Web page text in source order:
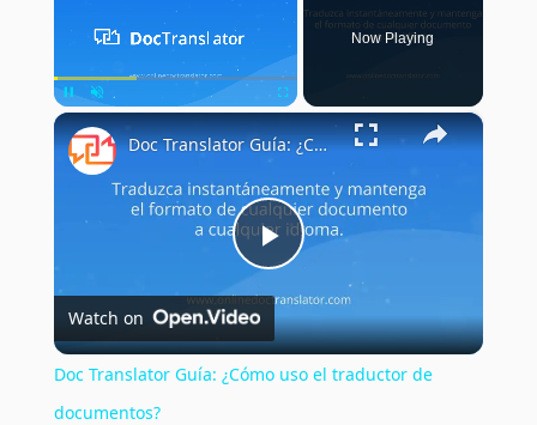
PauseUnmute Fullscreen
Now Playing
×
Play
Video
Doc Translator Guía: ¿Cómo uso el traductor de documentos?
Watch on
Doc Translator Guía: ¿Cómo uso el traductor de
documentos?